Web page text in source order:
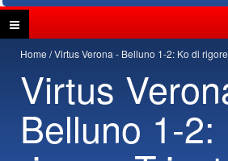
Home Virtus Verona - Belluno 1-2: Ko di
Virtus
Belluno 1-2: